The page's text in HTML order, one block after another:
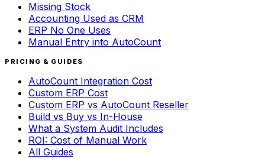
Missing Stock
Accounting Used as CRM
ERP No One Uses
Manual Entry into AutoCount
PRICING & GUIDES
AutoCount Integration Cost
Custom ERP Cost
Custom ERP vs AutoCount Reseller
Build vs Buy vs In-House
What a System Audit Includes
ROI: Cost of Manual Work
All Guides